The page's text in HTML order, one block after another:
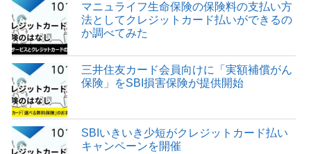
マニュライフ生命保険の保険料の支払い方
法としてクレジットカード払いができるの
か調べてみた
三井住友カード会員向けに「実額補償がん
保険」をSBI損害保険が提供開始
SBIいきいき少短がクレジットカード払い
キャンペーンを開催